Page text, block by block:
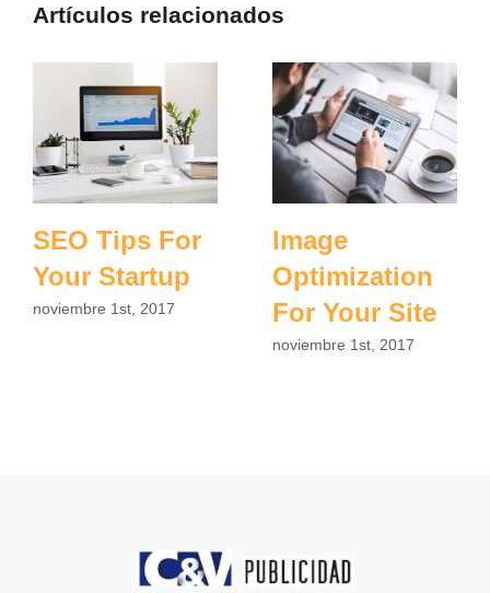
Artículos relacionados
SEO Tips For
Your Startup
noviembre 1st, 2017
Image
Optimization
For Your Site
noviembre 1st, 2017